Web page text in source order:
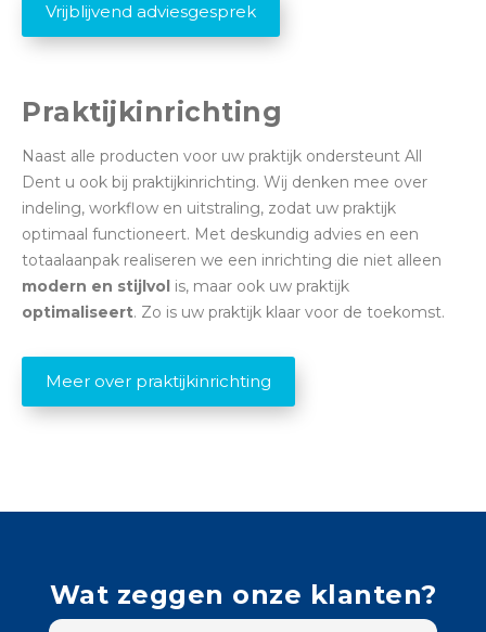
Vrijblijvend adviesgesprek
Praktijkinrichting
Naast alle producten voor uw praktijk ondersteunt All
Dent u ook bij praktijkinrichting. Wij denken mee over
indeling, workflow en uitstraling, zodat uw praktijk
optimaal functioneert. Met deskundig advies en een
totaalaanpak realiseren we een inrichting die niet alleen
modern en stijlvol is, maar ook uw praktijk
optimaliseert. Zo is uw praktijk klaar voor de toekomst.
Meer over praktijkinrichting
Wat zeggen onze klanten?